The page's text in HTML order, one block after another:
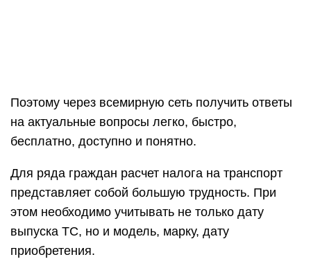
Поэтому через всемирную сеть получить ответы
на актуальные вопросы легко, быстро,
бесплатно, доступно и понятно.
Для ряда граждан расчет налога на транспорт
представляет собой большую трудность. При
этом необходимо учитывать не только дату
выпуска ТС, но и модель, марку, дату
приобретения.